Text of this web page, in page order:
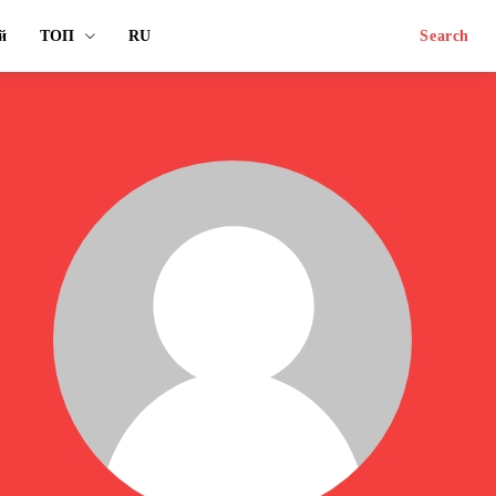
ТОП RU Search